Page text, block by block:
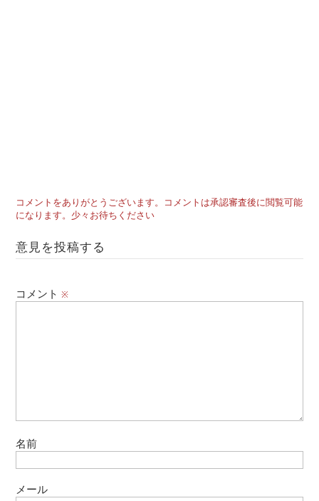
コメントをありがとうございます。コメントは承認審査後に閲覧可能
になります。少々お待ちください
意見を投稿する
コメント※
名前
メール